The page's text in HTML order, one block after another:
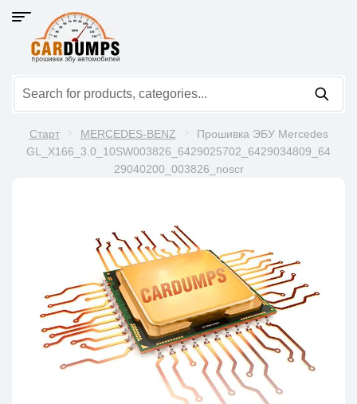
Старт MERCEDES-BENZ
Прошивка ЭБУ Mercedes
GL_X166_3.0_10SW003826_6429025702_6429034809_64
29040200_003826_noscr